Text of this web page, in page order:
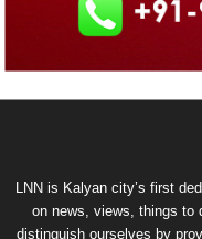
LNN is Kalyan city’s first
on news, views, things to
distinguish ourselves by